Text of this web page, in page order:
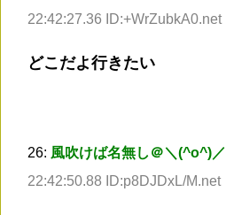
22:42:27.36 ID:+WrZubkA0.net
どこだよ行きたい
26: 風吹けば名無し＠＼(^o^)／
22:42:50.88 ID:p8DJDxL/M.net